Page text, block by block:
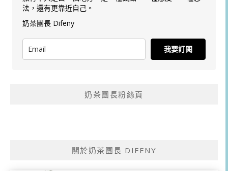
法，還有更靠近自己。
奶茶團長 Difeny
我要訂閱
奶茶團長粉絲頁
關於奶茶團長 DIFENY